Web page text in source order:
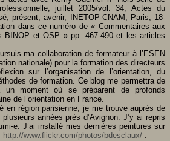
juillet 2005/vol. 34, Actes du
présent, avenir, INETOP-CNAM, Paris, 18-
dans ce numéro de « Commentaires aux
BINOP et OSP » pp. 467-490 et les articles
ma collaboration de formateur à l’ESEN
nationale) pour la formation des directeurs
sur l’organisation de l’orientation, du
de formation. Ce blog me permettra de
un moment où se préparent de profonds
de l’orientation en France.
en région parisienne, je me trouve auprès de
années près d’Avignon. J’y ai repris
e. J’ai installé mes dernières peintures sur
http://www.flickr.com/photos/bdesclaux/ .